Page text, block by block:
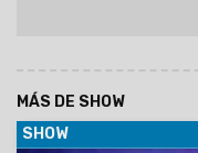
MÁS DE SHOW
SHOW